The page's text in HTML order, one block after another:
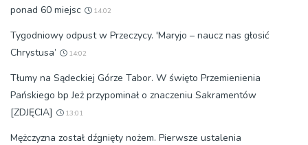
ponad 60 miejsc
14:02
Tygodniowy odpust w Przeczycy. 'Maryjo – naucz nas głosić
Chrystusa’
14:02
Tłumy na Sądeckiej Górze Tabor. W święto Przemienienia
Pańskiego bp Jeż przypominał o znaczeniu Sakramentów
[ZDJĘCIA]
13:01
Mężczyzna został dźgnięty nożem. Pierwsze ustalenia